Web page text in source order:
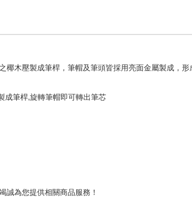
木壓製成筆桿，筆帽及筆頭皆採用亮面金屬製成，形
成筆桿,旋轉筆帽即可轉出筆芯
誠為您提供相關商品服務！